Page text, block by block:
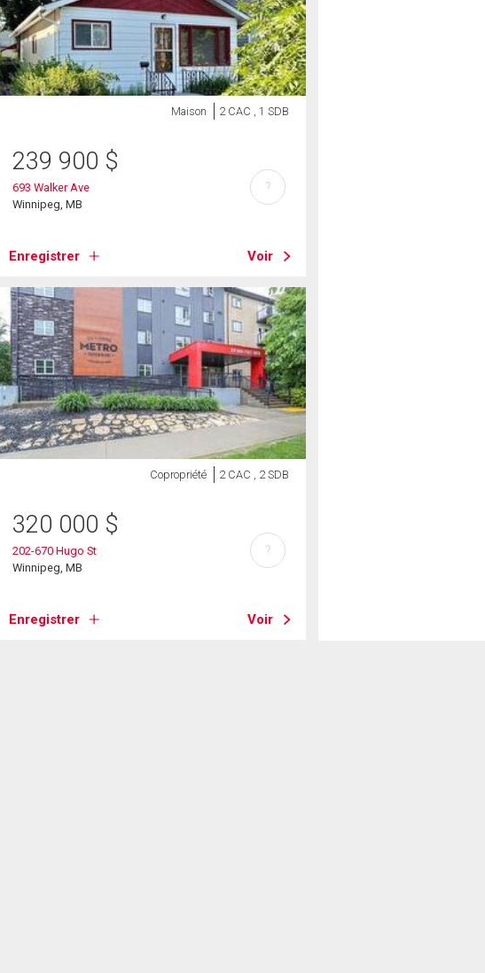
Maison 2 CAC , 1 SDB
239 900 $
693 Walker Ave
Winnipeg, MB
Enregistrer Voir
?
Copropriété 2 CAC , 2 SDB
320 000 $
202-670 Hugo St
Winnipeg, MB
Enregistrer Voir
?